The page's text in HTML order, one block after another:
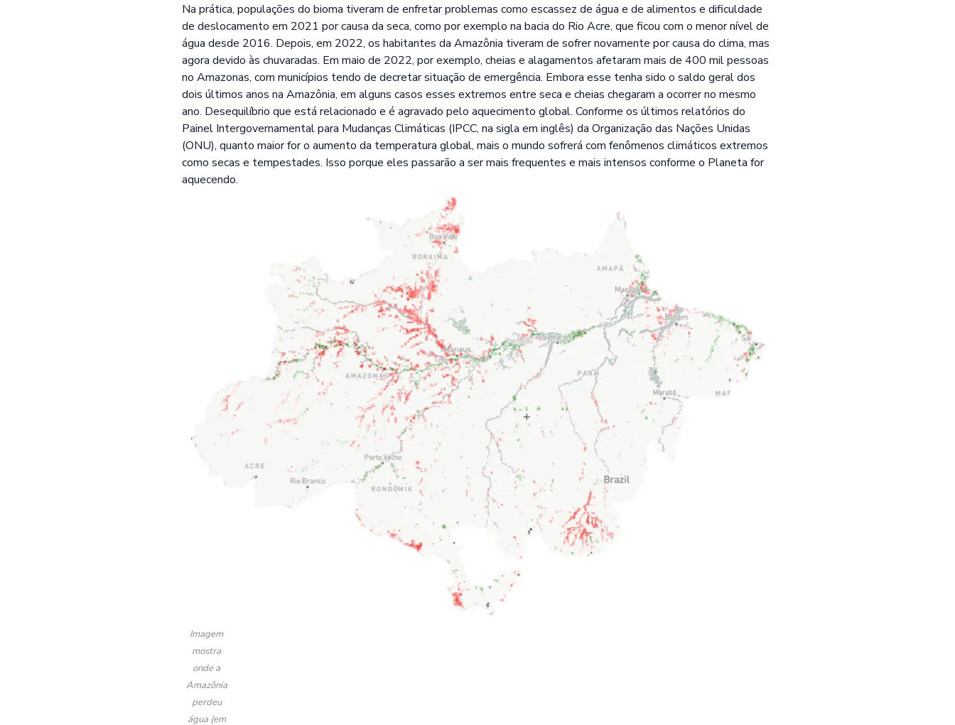
Na prática, populações do bioma tiveram de enfretar problemas como escassez de água e de alimentos e dificuldade
de deslocamento em 2021 por causa da seca, como por exemplo na bacia do Rio Acre, que ficou com o menor nível de
água desde 2016. Depois, em 2022, os habitantes da Amazônia tiveram de sofrer novamente por causa do clima, mas
agora devido às chuvaradas. Em maio de 2022, por exemplo, cheias e alagamentos afetaram mais de 400 mil pessoas
no Amazonas, com municípios tendo de decretar situação de emergência. Embora esse tenha sido o saldo geral dos
dois últimos anos na Amazônia, em alguns casos esses extremos entre seca e cheias chegaram a ocorrer no mesmo
ano. Desequilíbrio que está relacionado e é agravado pelo aquecimento global. Conforme os últimos relatórios do
Painel Intergovernamental para Mudanças Climáticas (IPCC, na sigla em inglês) da Organização das Nações Unidas
(ONU), quanto maior for o aumento da temperatura global, mais o mundo sofrerá com fenômenos climáticos extremos
como secas e tempestades. Isso porque eles passarão a ser mais frequentes e mais intensos conforme o Planeta for
aquecendo.
Imagem
mostra
onde a
Amazônia
perdeu
água (em